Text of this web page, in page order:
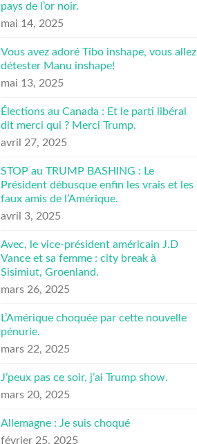
pays de l’or noir.
mai 14, 2025
Vous avez adoré Tibo inshape, vous allez
détester Manu inshape!
mai 13, 2025
Élections au Canada : Et le parti libéral
dit merci qui ? Merci Trump.
avril 27, 2025
STOP au TRUMP BASHING : Le
Président débusque enfin les vrais et les
faux amis de l’Amérique.
avril 3, 2025
Avec, le vice-président américain J.D
Vance et sa femme : city break à
Sisimiut, Groenland.
mars 26, 2025
L’Amérique choquée par cette nouvelle
pénurie.
mars 22, 2025
J’peux pas ce soir, j’ai Trump show.
mars 20, 2025
Allemagne : Je suis choqué
février 25, 2025